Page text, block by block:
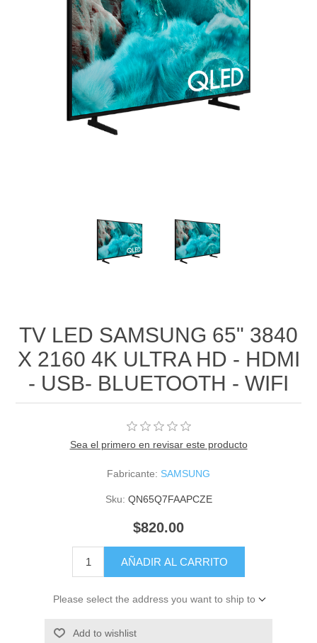
TV LED SAMSUNG 65" 3840
X 2160 4K ULTRA HD - HDMI
- USB- BLUETOOTH - WIFI
Sea el primero en revisar este producto
Fabricante: SAMSUNG
Sku: QN65Q7FAAPCZE
$820.00
AÑADIR AL CARRITO
Please select the address you want to ship to
Add to wishlist